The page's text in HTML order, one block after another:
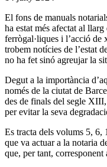
El fons de manuals
ha estat més afectat al
ferrògal·liques i l’acció
trobem notícies de l’estat
no ha fet sinó agreujar la
Degut a la importància
només de la ciutat de
des de finals del segle
per evitar la seva
Es tracta dels volums 5,
que va actuar a la notaria
que, per tant,